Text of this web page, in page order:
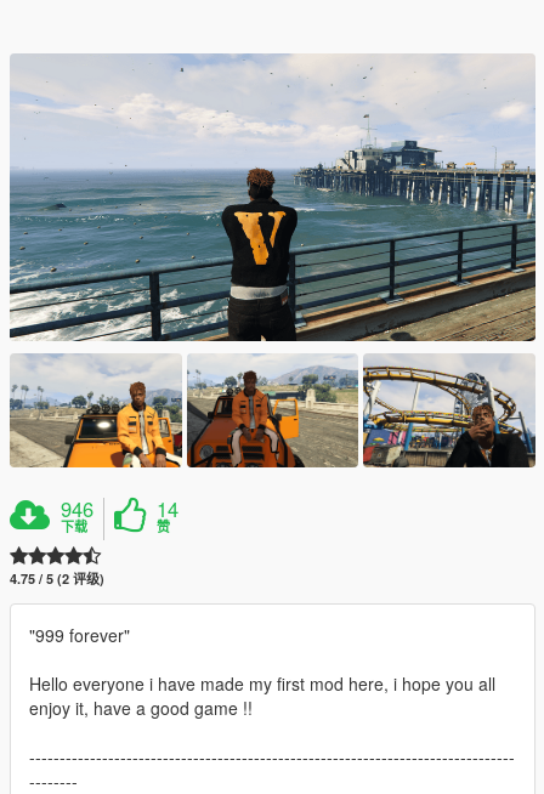
946
下载
14
赞
4.75 / 5 (2 评级)
"999 forever"
Hello everyone i have made my first mod here, i hope you all
enjoy it, have a good game !!
--------------------------------------------------------------------------------
--------